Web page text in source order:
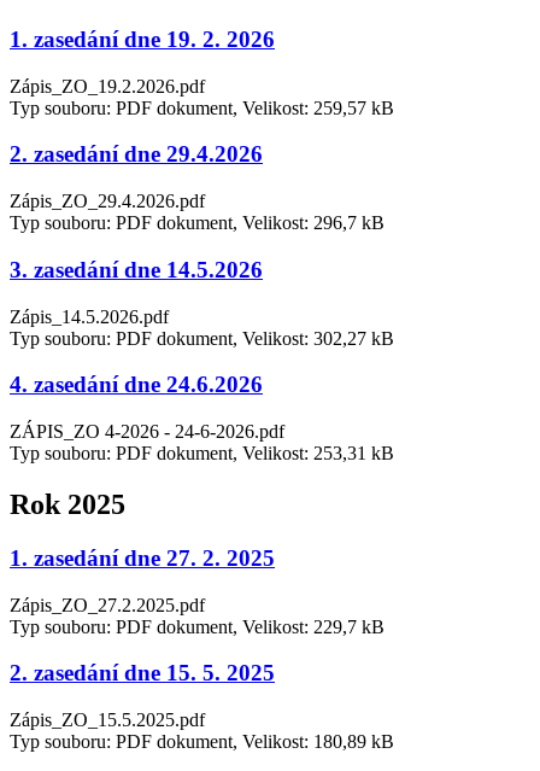
1. zasedání dne 19. 2. 2026
Zápis_ZO_19.2.2026.pdf
Typ souboru: PDF dokument, Velikost: 259,57 kB
2. zasedání dne 29.4.2026
Zápis_ZO_29.4.2026.pdf
Typ souboru: PDF dokument, Velikost: 296,7 kB
3. zasedání dne 14.5.2026
Zápis_14.5.2026.pdf
Typ souboru: PDF dokument, Velikost: 302,27 kB
4. zasedání dne 24.6.2026
ZÁPIS_ZO 4-2026 - 24-6-2026.pdf
Typ souboru: PDF dokument, Velikost: 253,31 kB
Rok 2025
1. zasedání dne 27. 2. 2025
Zápis_ZO_27.2.2025.pdf
Typ souboru: PDF dokument, Velikost: 229,7 kB
2. zasedání dne 15. 5. 2025
Zápis_ZO_15.5.2025.pdf
Typ souboru: PDF dokument, Velikost: 180,89 kB